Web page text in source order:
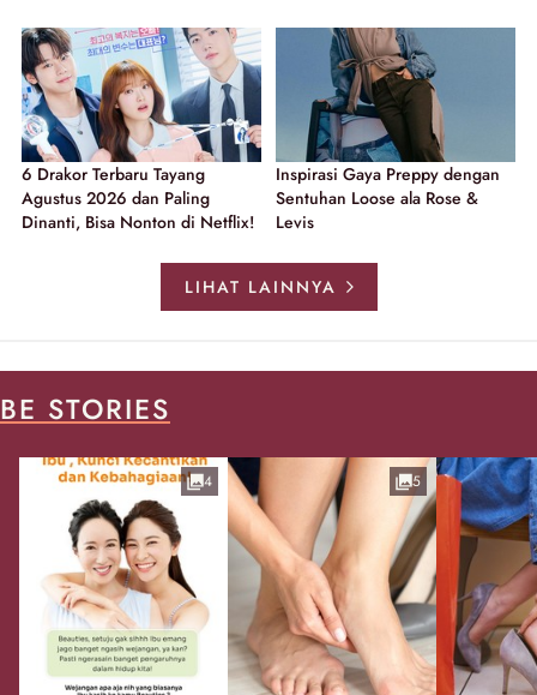
6 Drakor Terbaru Tayang
Agustus 2026 dan Paling
Dinanti, Bisa Nonton di Netflix!
Inspirasi Gaya Preppy dengan
Sentuhan Loose ala Rose &
Levis
LIHAT LAINNYA
BE STORIES
4 5